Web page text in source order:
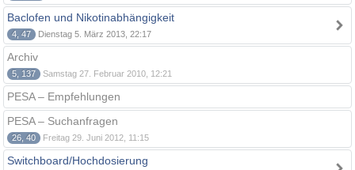
Baclofen und Nikotinabhängigkeit
4, 47 Dienstag 5. März 2013, 22:17
Archiv
5, 137 Samstag 27. Februar 2010, 12:21
PESA – Empfehlungen
PESA – Suchanfragen
26, 40 Freitag 29. Juni 2012, 11:15
Switchboard/Hochdosierung